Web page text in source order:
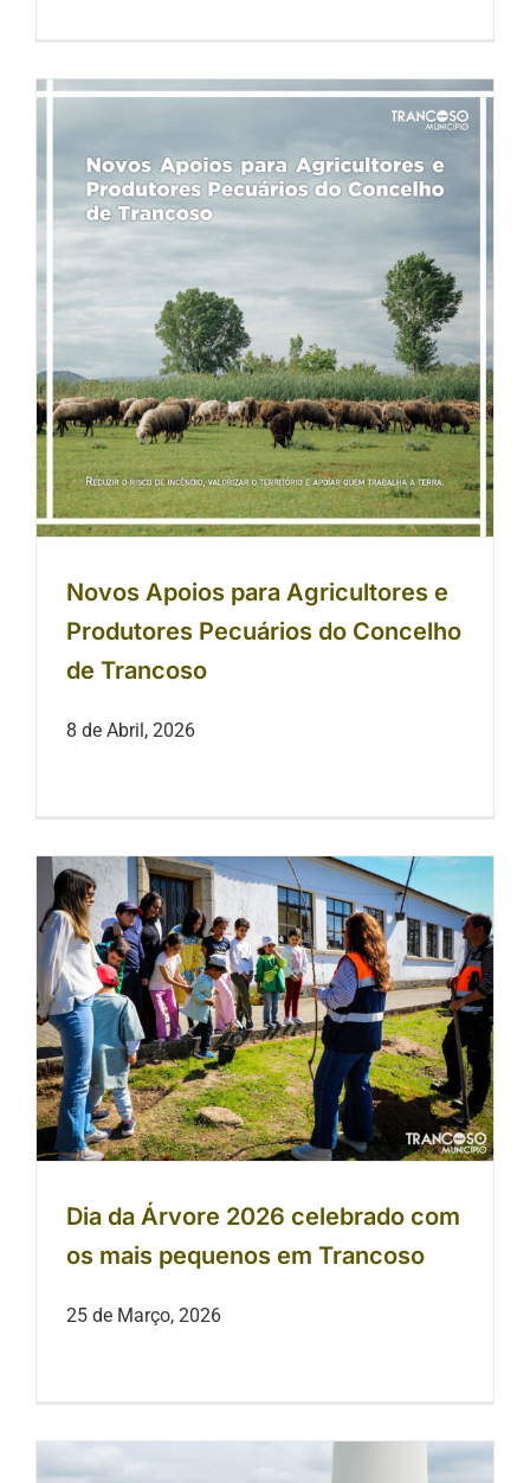
Novos Apoios para Agricultores e
Produtores Pecuários do Concelho
de Trancoso
Novos Apoios para Agricultores e
Produtores Pecuários do Concelho
de Trancoso
8 de Abril, 2026
Dia da Árvore 2026 celebrado com
os mais pequenos em Trancoso
Dia da Árvore 2026 celebrado com
os mais pequenos em Trancoso
25 de Março, 2026